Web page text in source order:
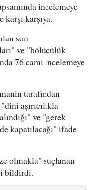
incelemeye
karşıya.
son
ve "bölücülük
76 cami incelemeye
tarafından
aşırıcılıkla
ve "gerek
kapatılacağı" ifade
olmakla" suçlanan
bildirdi.